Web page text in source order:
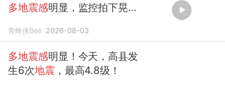
多地震感明显，监控拍下晃动
青蜂侠Bee 2026-08-03
多地震感明显！今天，高县发
生6次地震 ，最高4.8级！